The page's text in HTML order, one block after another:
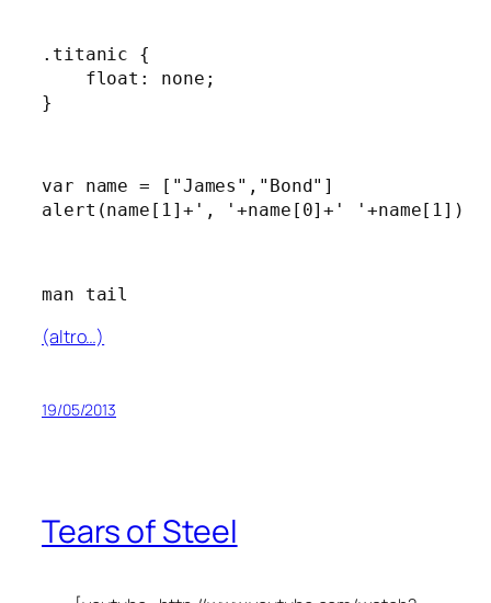
.titanic {
    float: none;
}
var name = ["James","Bond"]
alert(name[1]+', '+name[0]+' '+name[1])
man tail
(altro…)
19/05/2013
Tears of Steel